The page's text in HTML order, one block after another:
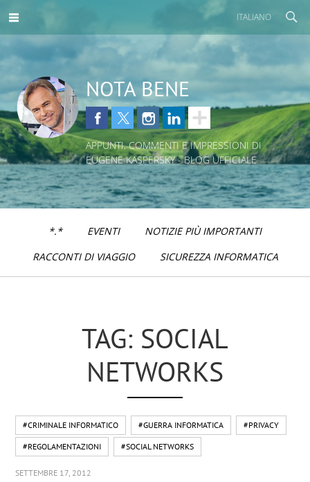
ITALIANO
NOTA BENE
APPUNTI, COMMENTI E IMPRESSIONI DI
EUGENE KASPERSKY - BLOG UFFICIALE
*.* EVENTI
NOTIZIE PIÙ IMPORTANTI
RACCONTI DI VIAGGIO
SICUREZZA INFORMATICA
TAG: SOCIAL
NETWORKS
#CRIMINALE INFORMATICO #GUERRA INFORMATICA #PRIVACY
#REGOLAMENTAZIONI #SOCIAL NETWORKS
SETTEMBRE 17, 2012